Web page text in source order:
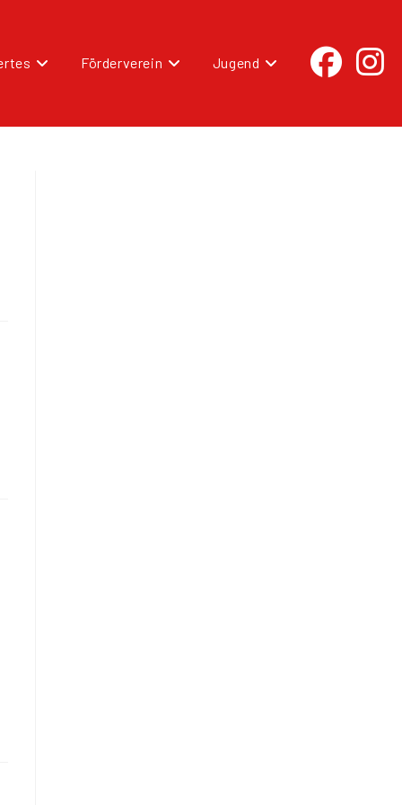
Förderverein Jugend